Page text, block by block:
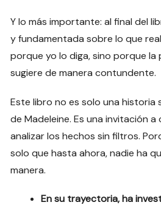
Y lo más importante: al final del
y fundamentada sobre lo que
porque yo lo diga, sino porque la
sugiere de manera contundente.
Este libro no es solo una historia
de Madeleine. Es una invitación
analizar los hechos sin filtros.
solo que hasta ahora, nadie ha
manera.
En su trayectoria, ha